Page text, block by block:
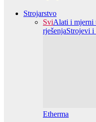
Strojarstvo
SviAlati i mjerni
rješenjaStrojevi i
Etherma